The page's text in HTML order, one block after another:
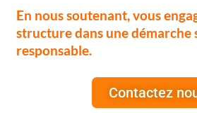
En nous soutenant, vous
structure dans une démarche
responsable.
Contactez